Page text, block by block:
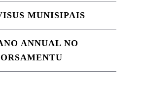
MUNISIPAIS
ANNUAL NO
ORSAMENTU